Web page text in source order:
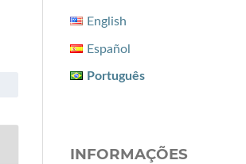
English
Español
Português
INFORMAÇÕES